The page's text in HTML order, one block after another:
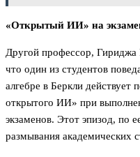
«Открытый ИИ» на
Другой профессор, Гириджа
что один из студентов
алгебре в Беркли действует
открытого ИИ» при
экзаменов. Этот эпизод,
размывания академических